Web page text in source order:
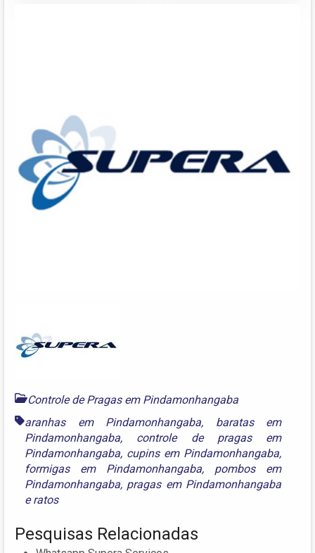
Controle de Pragas em Pindamonhangaba
aranhas em Pindamonhangaba, baratas em
Pindamonhangaba, controle de pragas em
Pindamonhangaba, cupins em Pindamonhangaba,
formigas em Pindamonhangaba, pombos em
Pindamonhangaba, pragas em Pindamonhangaba
eratos
Pesquisas Relacionadas